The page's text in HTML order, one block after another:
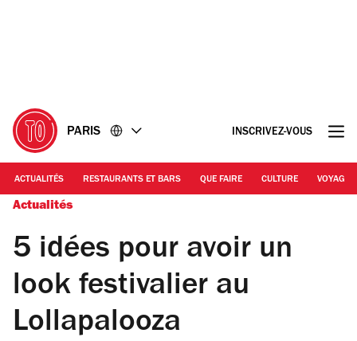
PARIS INSCRIVEZ-VOUS
ACTUALITÉS RESTAURANTS ET BARS QUE FAIRE CULTURE VOYAGE
Actualités
5 idées pour avoir un
look festivalier au
Lollapalooza